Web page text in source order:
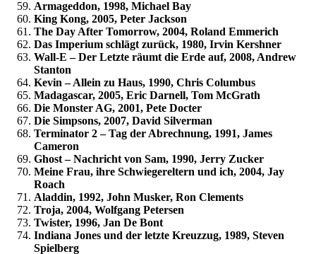
Armageddon, 1998, Michael Bay
King Kong, 2005, Peter Jackson
The Day After Tomorrow, 2004, Roland Emmerich
Das Imperium schlägt zurück, 1980, Irvin Kershner
Wall-E – Der Letzte räumt die Erde auf, 2008, Andrew
Stanton
Kevin – Allein zu Haus, 1990, Chris Columbus
Madagascar, 2005, Eric Darnell, Tom McGrath
Die Monster AG, 2001, Pete Docter
Die Simpsons, 2007, David Silverman
Terminator 2 – Tag der Abrechnung, 1991, James
Cameron
Ghost – Nachricht von Sam, 1990, Jerry Zucker
Meine Frau, ihre Schwiegereltern und ich, 2004, Jay
Roach
Aladdin, 1992, John Musker, Ron Clements
Troja, 2004, Wolfgang Petersen
Twister, 1996, Jan De Bont
Indiana Jones und der letzte Kreuzzug, 1989, Steven
Spielberg